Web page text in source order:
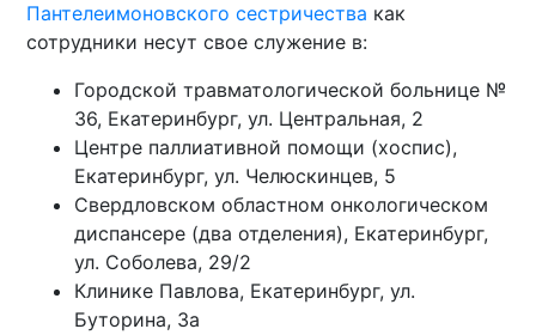
Пантелеимоновского сестричества как
сотрудники несут свое служение в:
Городской травматологической больнице №
36, Екатеринбург, ул. Центральная, 2
Центре паллиативной помощи (хоспис),
Екатеринбург, ул. Челюскинцев, 5
Свердловском областном онкологическом
диспансере (два отделения), Екатеринбург,
ул. Соболева, 29/2
Клинике Павлова, Екатеринбург, ул.
Буторина, 3а